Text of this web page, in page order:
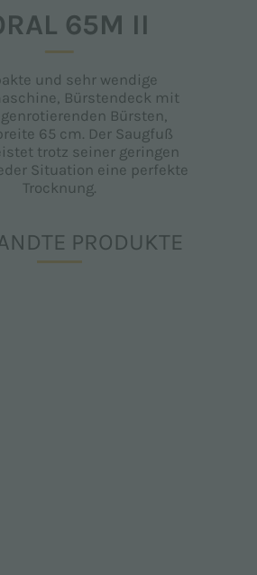
65M II
und sehr wendige
Bürstendeck mit
Bürsten,
65 cm. Der Saugfuß
trotz seiner geringen
Situation eine perfekte
Trocknung.
PRODUKTE